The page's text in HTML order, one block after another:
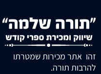
זהו אתר מכירות שמטרתו
להרבות תורה.